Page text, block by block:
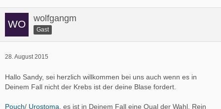
wolfgangm
Gast
28. August 2015
Hallo Sandy, sei herzlich willkommen bei uns auch wenn es in
Deinem Fall nicht der Krebs ist der deine Blase fordert.
Pouch/ Urostoma , es ist in Deinem Fall eine Qual der Wahl. Rein